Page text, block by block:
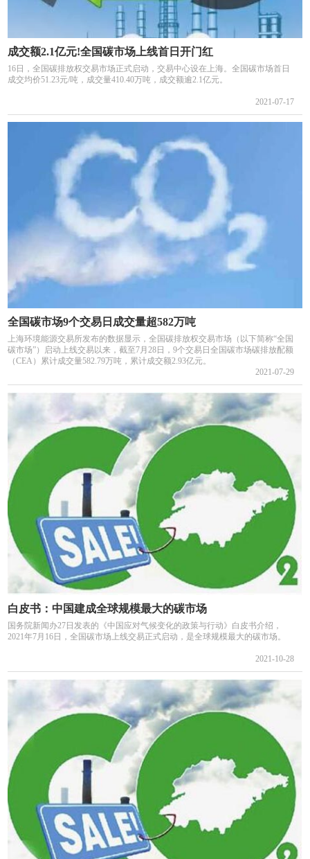
成交额2.1亿元!全国碳市场上线首日开门红
16日，全国碳排放权交易市场正式启动，交易中心设在上海。全国碳市场首日
成交均价51.23元/吨，成交量410.40万吨，成交额逾2.1亿元。
2021-07-17
全国碳市场9个交易日成交量超582万吨
上海环境能源交易所发布的数据显示，全国碳排放权交易市场（以下简称“全国
碳市场”）启动上线交易以来，截至7月28日，9个交易日全国碳市场碳排放配额
（CEA）累计成交量582.79万吨，累计成交额2.93亿元。
2021-07-29
白皮书：中国建成全球规模最大的碳市场
国务院新闻办27日发表的《中国应对气候变化的政策与行动》白皮书介绍，
2021年7月16日，全国碳市场上线交易正式启动，是全球规模最大的碳市场。
2021-10-28